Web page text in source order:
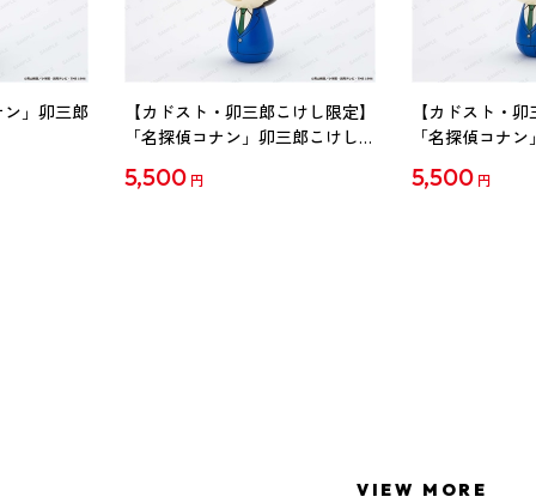
」卯三郎
【カドスト・卯三郎こけし限定】
「名探偵コナン」卯三郎こけし
5,500 円
【カドスト・
「名探偵コナ
5,500 円
VIEW MORE